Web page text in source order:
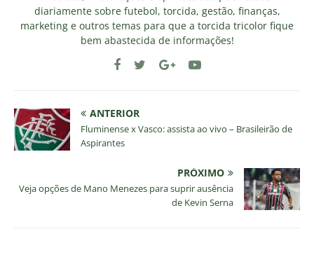
diariamente sobre futebol, torcida, gestão, finanças,
marketing e outros temas para que a torcida tricolor fique
bem abastecida de informações!
ANTERIOR
Fluminense x Vasco: assista ao vivo – Brasileirão de
Aspirantes
PRÓXIMO
Veja opções de Mano Menezes para suprir ausência
de Kevin Serna